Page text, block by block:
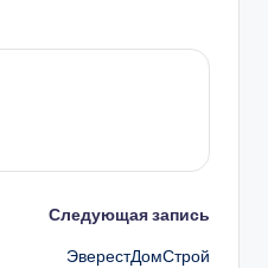
Следующая запись
ЭверестДомСтрой